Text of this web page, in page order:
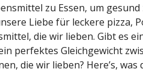
zu Essen, um gesund
Liebe für leckere pizza,
die wir lieben. Gibt es
perfektes Gleichgewicht
die wir lieben? Here’s, was